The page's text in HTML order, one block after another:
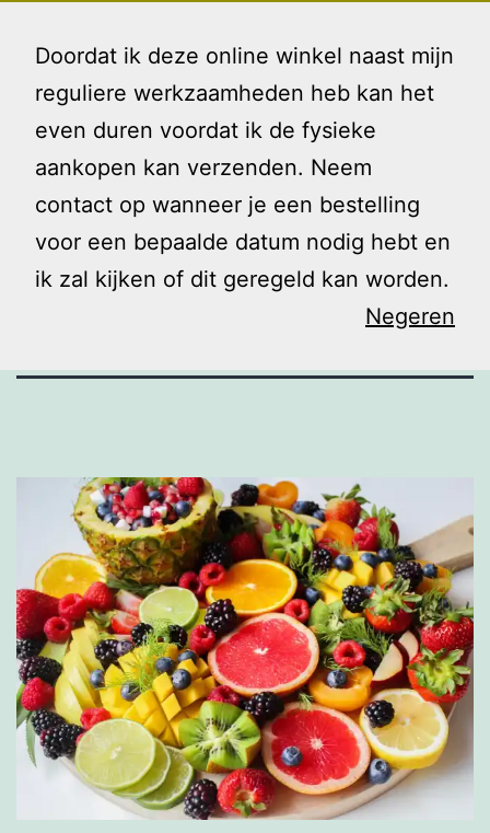
Doordat ik deze online winkel naast mijn
reguliere werkzaamheden heb kan het
even duren voordat ik de fysieke
aankopen kan verzenden. Neem
contact op wanneer je een bestelling
voor een bepaalde datum nodig hebt en
ik zal kijken of dit geregeld kan worden.
Negeren
naar
inhoud
Gezin
Eten: zo doe
je dat